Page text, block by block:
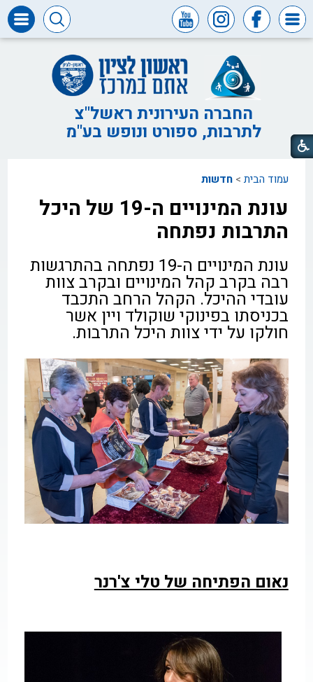
ומכרזים
חופש
המידע
דבר
ראש
דבר
החברה
צור
קשר
החברה העירונית ראשל"צ
לתרבות, ספורט ונופש בע"מ
עמוד הבית >חדשות
עונת המינויים ה-19 של היכל
התרבות נפתחה
עונת המינויים ה-19 נפתחה בהתרגשות
רבה בקרב קהל המינויים ובקרב צוות
עובדי ההיכל. הקהל הרחב התכבד
בכניסתו בפינוקי שוקולד ויין אשר
חולקו על ידי צוות היכל התרבות.
נאום הפתיחה של טלי צ'רנר